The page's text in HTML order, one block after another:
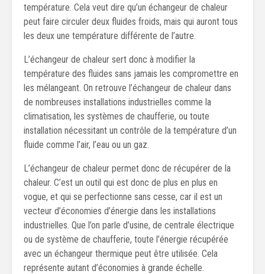
température. Cela veut dire qu’un échangeur de chaleur
peut faire circuler deux fluides froids, mais qui auront tous
les deux une température différente de l’autre.
L’échangeur de chaleur sert donc à modifier la
température des fluides sans jamais les compromettre en
les mélangeant. On retrouve l’échangeur de chaleur dans
de nombreuses installations industrielles comme la
climatisation, les systèmes de chaufferie, ou toute
installation nécessitant un contrôle de la température d’un
fluide comme l’air, l’eau ou un gaz.
L’échangeur de chaleur permet donc de récupérer de la
chaleur. C’est un outil qui est donc de plus en plus en
vogue, et qui se perfectionne sans cesse, car il est un
vecteur d’économies d’énergie dans les installations
industrielles. Que l’on parle d’usine, de centrale électrique
ou de système de chaufferie, toute l’énergie récupérée
avec un échangeur thermique peut être utilisée. Cela
représente autant d’économies à grande échelle.